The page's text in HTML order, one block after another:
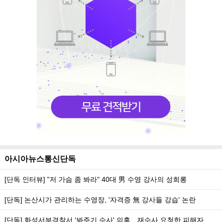
아시아뉴스통신단독
[단독 인터뷰] "저 가슴 좀 봐라" 40대 男 수영 강사의 성희롱
[단독] 논산시가 관리하는 수영장, '자격증 無 강사들 강습' 논란
[단독] 화성서부경찰서 '봐주기 수사' 의혹…재수사 요청한 피해자